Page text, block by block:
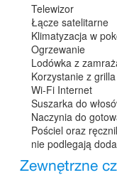
Telewizor
Łącze satelitarne
Klimatyzacja w
Ogrzewanie
Lodówka z
Korzystanie z grilla
Wi-Fi Internet
Suszarka do
Naczynia do
Pościel oraz
nie podlegają
Zewnętrzne